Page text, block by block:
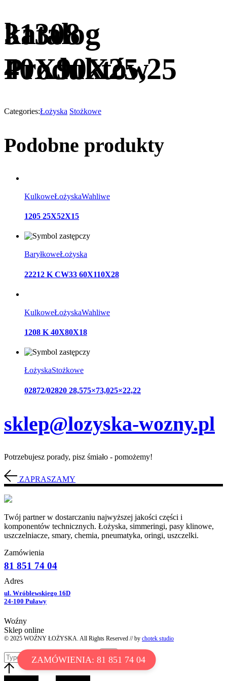
ZAMÓWIENIA: 81 851 74 04
katalog
Produktów
31308
40X90X25,25
Categories:Łożyska Stożkowe
Podobne produkty
KulkoweŁożyskaWahliwe
1205 25X52X15
BaryłkoweŁożyska
22212 K CW33 60X110X28
KulkoweŁożyskaWahliwe
1208 K 40X80X18
ŁożyskaStożkowe
02872/02820 28,575×73,025×22,22
sklep@lozyska-wozny.pl
Potrzebujesz porady, pisz śmiało - pomożemy!
ZAPRASZAMY
Twój partner w dostarczaniu najwyższej jakości części i
komponentów technicznych. Łożyska, simmeringi, pasy klinowe,
uszczelniacze, smary, chemia, pneumatyka, oringi, uszczelki.
Zamówienia
81 851 74 04
Adres
ul. Wróblewskiego 16D
24-100 Puławy
Woźny
Sklep online
© 2025 WOŹNY ŁOŻYSKA. All Rights Reserved // by chotek studio